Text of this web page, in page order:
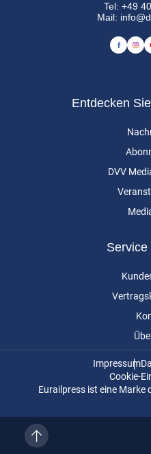
Tel:+49
Mail:
Entdecken
DVV
Service
Impressum
Cookie-
Eurailpress ist eine Marke